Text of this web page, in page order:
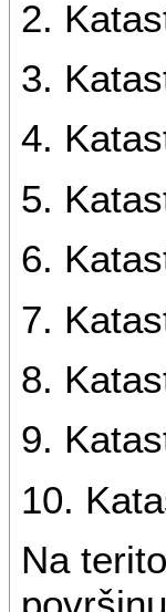
2.
3.
4.
5.
6.
7.
8.
9.
10.
Na